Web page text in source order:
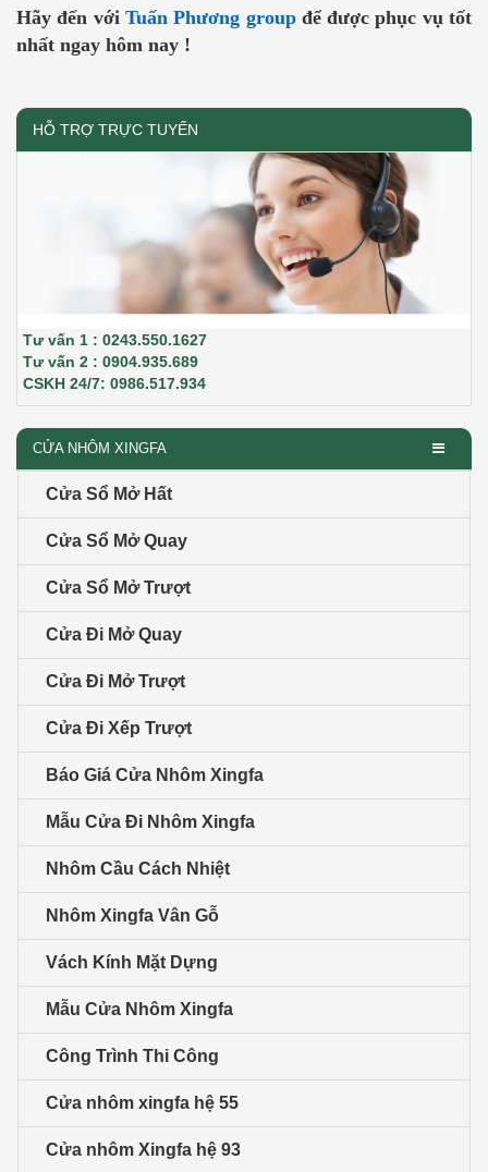
Hãy đến với Tuấn Phương groupđể được phục vụ tốt
nhất ngay hôm nay !
HỖ TRỢ TRỰC TUYẾN
Tư vấn 1 : 0243.550.1627
Tư vấn 2 : 0904.935.689
CSKH 24/7: 0986.517.934
CỬA NHÔM XINGFA
Cửa Sổ Mở Hất
Cửa Sổ Mở Quay
Cửa Sổ Mở Trượt
Cửa Đi Mở Quay
Cửa Đi Mở Trượt
Cửa Đi Xếp Trượt
Báo Giá Cửa Nhôm Xingfa
Mẫu Cửa Đi Nhôm Xingfa
Nhôm Cầu Cách Nhiệt
Nhôm Xingfa Vân Gỗ
Vách Kính Mặt Dựng
Mẫu Cửa Nhôm Xingfa
Công Trình Thi Công
Cửa nhôm xingfa hệ 55
Cửa nhôm Xingfa hệ 93